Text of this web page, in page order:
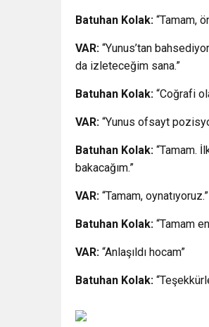
Batuhan Kolak: “Tamam,
VAR: “Yunus’tan
da izleteceğim sana.”
Batuhan Kolak: “Coğrafi
VAR: “Yunus ofsayt
Batuhan Kolak: “Tamam.
bakacağım.”
VAR: “Tamam, oynatıyoruz.”
Batuhan Kolak: “Tamam
VAR: “Anlaşıldı hocam”
Batuhan Kolak: